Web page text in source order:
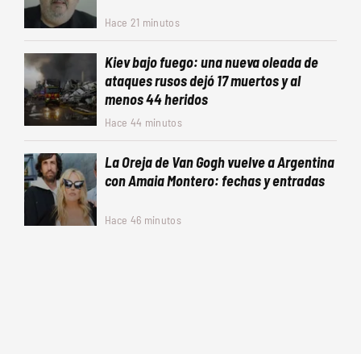
Hace 21 minutos
Kiev bajo fuego: una nueva oleada de
ataques rusos dejó 17 muertos y al
menos 44 heridos
Hace 44 minutos
La Oreja de Van Gogh vuelve a Argentina
con Amaia Montero: fechas y entradas
Hace 46 minutos